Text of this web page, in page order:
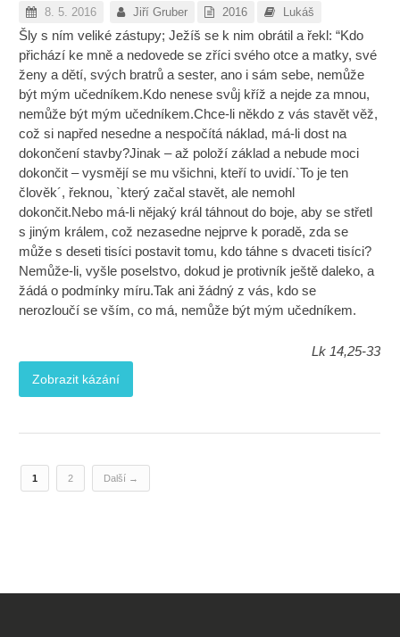
8. 5. 2016 Jiří Gruber 2016 Lukáš
Šly s ním veliké zástupy; Ježíš se k nim obrátil a řekl: “Kdo
přichází ke mně a nedovede se zříci svého otce a matky, své
ženy a dětí, svých bratrů a sester, ano i sám sebe, nemůže
být mým učedníkem.Kdo nenese svůj kříž a nejde za mnou,
nemůže být mým učedníkem.Chce-li někdo z vás stavět věž,
což si napřed nesedne a nespočítá náklad, má-li dost na
dokončení stavby?Jinak – až položí základ a nebude moci
dokončit – vysmějí se mu všichni, kteří to uvidí.`To je ten
člověk´, řeknou, `který začal stavět, ale nemohl
dokončit.Nebo má-li nějaký král táhnout do boje, aby se střetl
s jiným králem, což nezasedne nejprve k poradě, zda se
může s deseti tisíci postavit tomu, kdo táhne s dvaceti tisíci?
Nemůže-li, vyšle poselstvo, dokud je protivník ještě daleko, a
žádá o podmínky míru.Tak ani žádný z vás, kdo se
nerozloučí se vším, co má, nemůže být mým učedníkem.
Lk 14,25-33
Zobrazit kázání
1 2 Další →